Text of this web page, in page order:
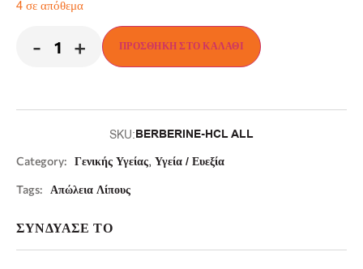
4 σε απόθεμα
- + ΠΡΟΣΘΉΚΗ ΣΤΟ ΚΑΛΆΘΙ
SKU:BERBERINE-HCL ALL
Category: Γενικής Υγείας, Υγεία / Ευεξία
Tags: Απώλεια Λίπους
ΣΥΝΔΥΑΣΕ ΤΟ